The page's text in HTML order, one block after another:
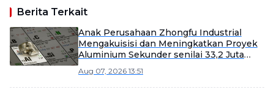
Berita Terkait
Anak Perusahaan Zhongfu Industrial
Mengakuisisi dan Meningkatkan Proyek
Aluminium Sekunder senilai 33,2 Juta
Aug 07, 2026 13:51